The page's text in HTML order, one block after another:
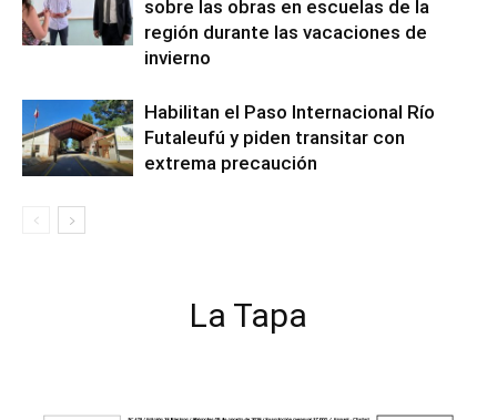
sobre las obras en escuelas de la
región durante las vacaciones de
invierno
Habilitan el Paso Internacional Río
Futaleufú y piden transitar con
extrema precaución
La Tapa